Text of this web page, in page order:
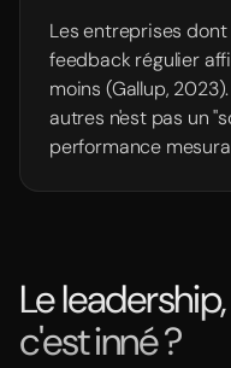
Les entreprises
feedback régulier
moins (Gallup,
autres n'est pas un
performance
Le
c'est inné ?